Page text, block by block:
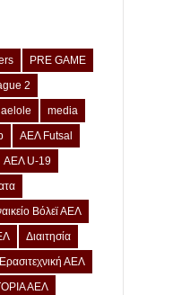
PRE GAME
2
aelole
media
ΑΕΛ Futsal
ΑΕΛ U-19
Βόλεϊ ΑΕΛ
Διαιτησία
Ερασιτεχνική ΑΕΛ
ΑΕΛ